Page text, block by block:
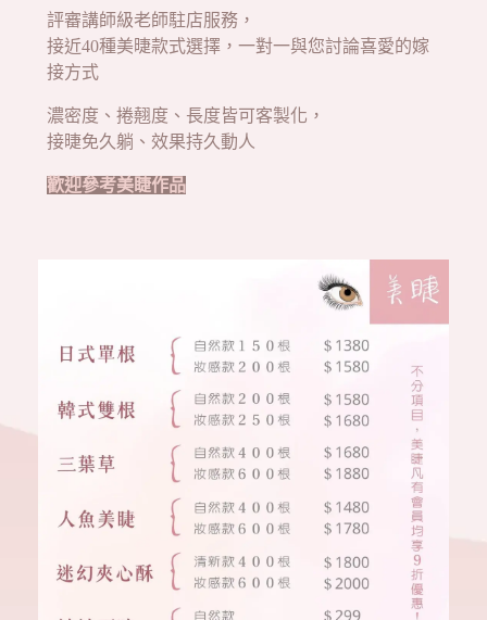
評審講師級老師駐店服務，
接近40種美㫸款式選擇，一對一與您討論喜愛的嫁
接方式
濃密度、捲翹度、長度皆可客製化，
接㫸免久躺、效果持久動人
歡迎參考美睫作品